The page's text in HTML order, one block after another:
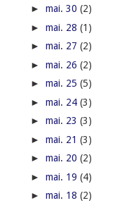
► mai. 30 (2)
► mai. 28 (1)
► mai. 27 (2)
► mai. 26 (2)
► mai. 25 (5)
► mai. 24 (3)
► mai. 23 (3)
► mai. 21 (3)
► mai. 20 (2)
► mai. 19 (4)
► mai. 18 (2)